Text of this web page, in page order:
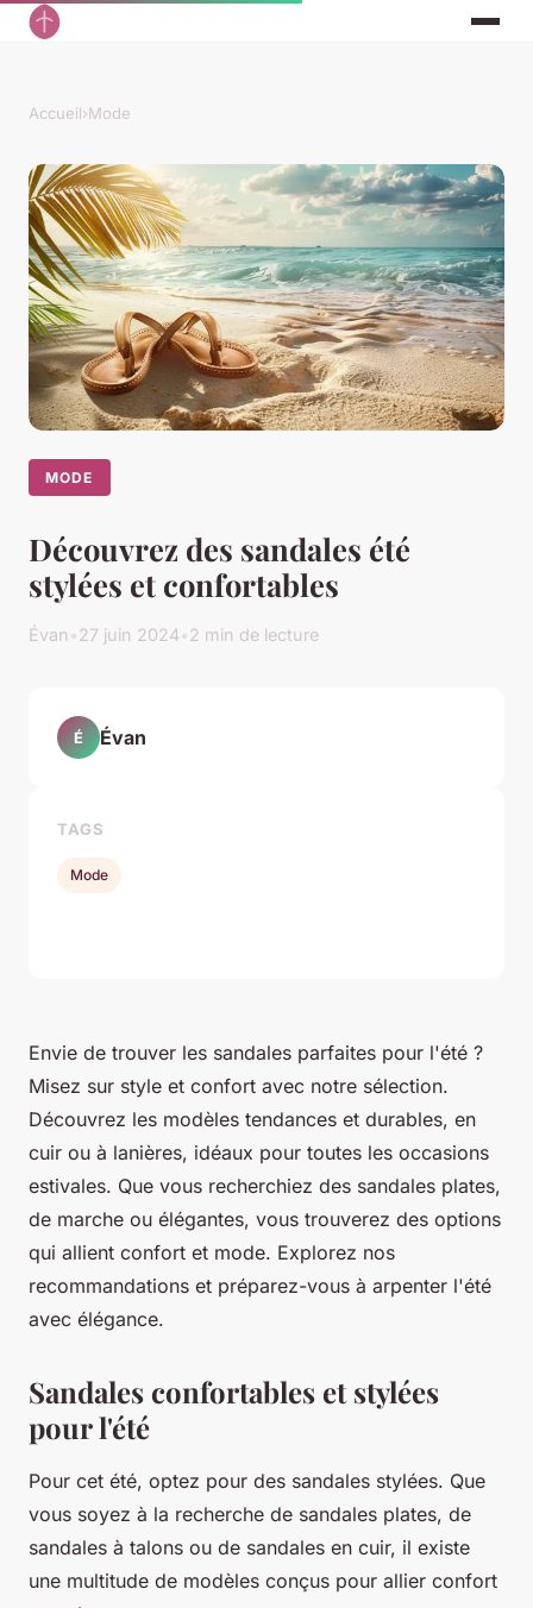
Accueil›Mode
MODE
Découvrez des sandales été
stylées et confortables
Évan •27 juin 2024•2 min de lecture
Envie de trouver les sandales parfaites pour l'été ?
Misez sur style et confort avec notre sélection.
Découvrez les modèles tendances et durables, en
cuir ou à lanières, idéaux pour toutes les occasions
estivales. Que vous recherchiez des sandales plates,
de marche ou élégantes, vous trouverez des options
qui allient confort et mode. Explorez nos
recommandations et préparez-vous à arpenter l'été
avec élégance.
Sandales confortables et stylées
pour l'été
Pour cet été, optez pour des sandales stylées. Que
vous soyez à la recherche de sandales plates, de
sandales à talons ou de sandales en cuir, il existe
une multitude de modèles conçus pour allier confort
É Évan
TAGS
Mode